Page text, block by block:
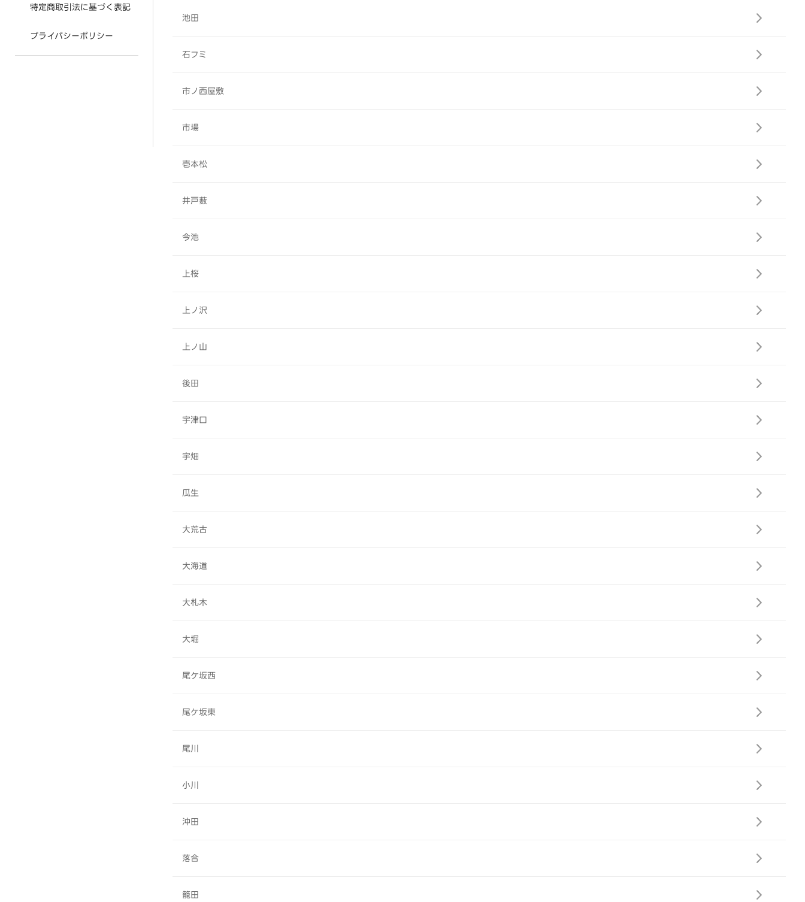
特定商取引法に基づく表記
プライバシーポリシー
池田
石フミ
市ノ西屋敷
市場
壱本松
井戸薮
今池
上桜
上ノ沢
上ノ山
後田
宇津口
宇畑
瓜生
大荒古
大海道
大札木
大堀
尾ケ坂西
尾ケ坂東
尾川
小川
沖田
落合
籠田